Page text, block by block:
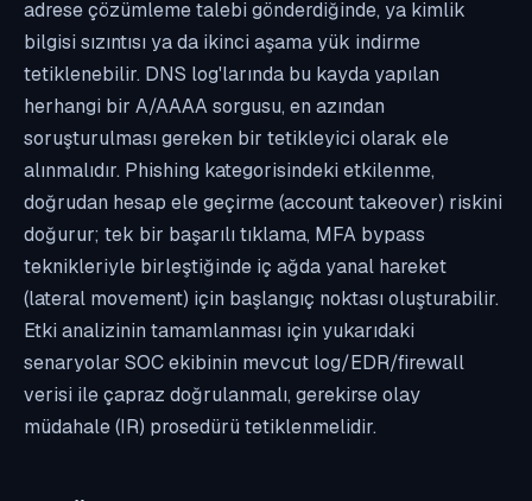
adrese çözümleme talebi gönderdiğinde, ya kimlik
bilgisi sızıntısı ya da ikinci aşama yük indirme
tetiklenebilir. DNS log'larında bu kayda yapılan
herhangi bir A/AAAA sorgusu, en azından
soruşturulması gereken bir tetikleyici olarak ele
alınmalıdır. Phishing kategorisindeki etkilenme,
doğrudan hesap ele geçirme (account takeover) riskini
doğurur; tek bir başarılı tıklama, MFA bypass
teknikleriyle birleştiğinde iç ağda yanal hareket
(lateral movement) için başlangıç noktası oluşturabilir.
Etki analizinin tamamlanması için yukarıdaki
senaryolar SOC ekibinin mevcut log/EDR/firewall
verisi ile çapraz doğrulanmalı, gerekirse olay
müdahale (IR) prosedürü tetiklenmelidir.